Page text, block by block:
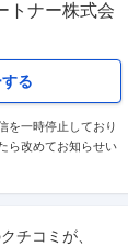
トナー株式会
る
を一時停止しており
ら改めてお知らせい
チコミが、